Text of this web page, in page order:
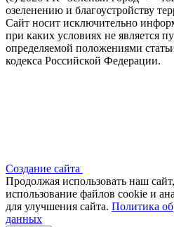
озеленению и благоустройству
Сайт носит исключительно
при каких условиях не является
определяемой положениями
кодекса Российской Федерации.
Создание сайта
Продолжая использовать наш
использование файлов сооkіе и
для улучшения сайта. Политика
данных